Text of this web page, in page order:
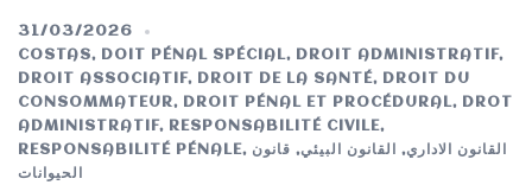
31/03/2026
COSTAS, DOIT PÉNAL SPÉCIAL, DROIT ADMINISTRATIF,
DROIT ASSOCIATIF, DROIT DE LA SANTÉ,
DROIT DU
CONSOMMATEUR, DROIT PÉNAL ET PROCÉDURAL,
DROT
ADMINISTRATIF, RESPONSABILITÉ CIVILE,
RESPONSABILITÉ PÉNALE, القانون الاداري, القانون البيئي, قانون
الحيوانات